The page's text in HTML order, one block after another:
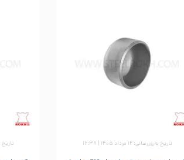
تاریخ به‌روزرسانی: ۱۲ مرداد ۱۴۰۵ | ۱۶:۳۸ تاریخ